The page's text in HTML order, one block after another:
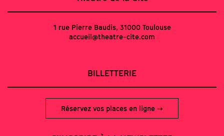
1 rue Pierre Baudis, 31000 Toulouse
accueil@theatre-cite.com
BILLETTERIE
Réservez vos places en ligne